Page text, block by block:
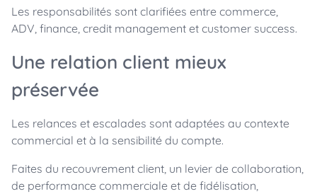
Les responsabilités sont clarifiées entre commerce,
ADV, finance, credit management et customer success.
Une relation client mieux
préservée
Les relances et escalades sont adaptées au contexte
commercial et à la sensibilité du compte.
Faites du recouvrement client, un levier de collaboration,
de performance commerciale et de fidélisation,